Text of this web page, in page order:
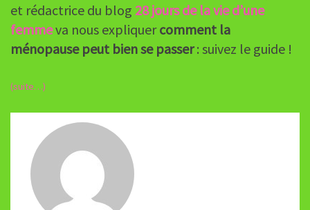
et rédactrice du blog 28 jours de la vie d’une
femmeva nous expliquercomment la
ménopause peut bien se passer: suivez le guide !
(suite…)